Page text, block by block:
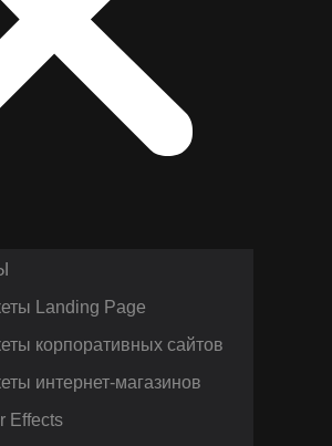
Landing Page
корпоративных сайтов
интернет-магазинов
Effects